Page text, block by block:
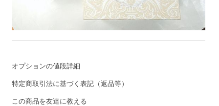
オプションの値段詳細
特定商取引法に基づく表記（返品等）
この商品を友達に教える